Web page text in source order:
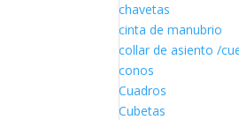
chavetas
cinta de manubrio
collar de asiento /
conos
Cuadros
Cubetas